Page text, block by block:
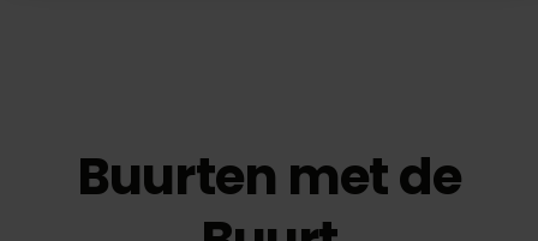
Buurten met de